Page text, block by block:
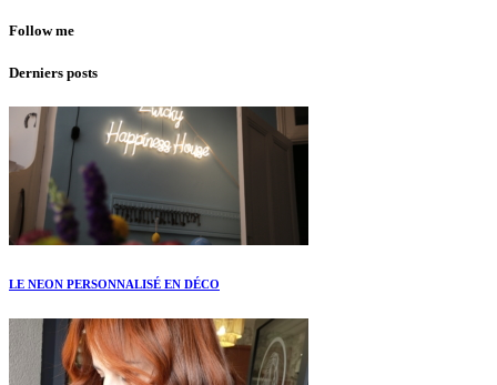
Follow me
Derniers posts
LE NEON PERSONNALISÉ EN DÉCO